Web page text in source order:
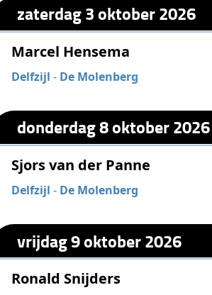
zaterdag 3 oktober 2026
Marcel Hensema
Delfzijl - De Molenberg
donderdag 8 oktober 2026
Sjors van der Panne
Delfzijl - De Molenberg
vrijdag 9 oktober 2026
Ronald Snijders